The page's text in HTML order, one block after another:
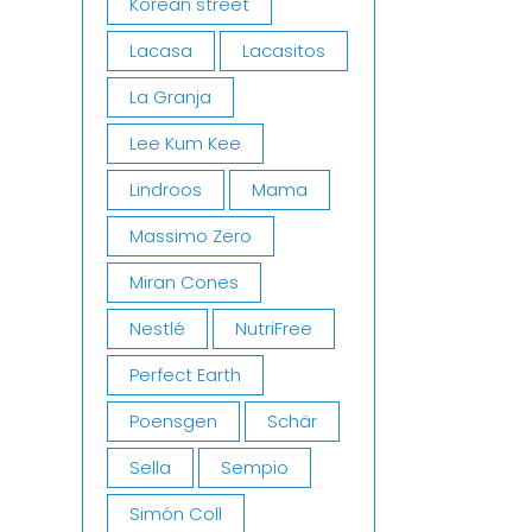
Lacasa
Lacasitos
La Granja
Lee Kum Kee
Lindroos
Mama
Massimo Zero
Miran Cones
Nestlé
NutriFree
Perfect Earth
Poensgen
Schär
Sella
Sempio
Simón Coll